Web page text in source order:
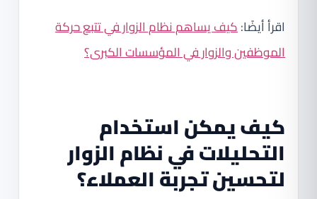
اقرأ أيضًا:كيف يساهم نظام الزوار في تتبع حركة
الموظفين والزوار في المؤسسات الكبرى؟
كيف يمكن استخدام
التحليلات في نظام الزوار
لتحسين تجربة العملاء؟